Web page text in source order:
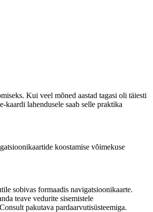
Kui veel mõned aastad tagasi oli täiesti
lahendusele saab selle praktika
koostamise võimekuse
sobivas formaadis navigatsioonikaarte.
teave vedurite sisemistele
pakutava pardaarvutisüsteemiga.